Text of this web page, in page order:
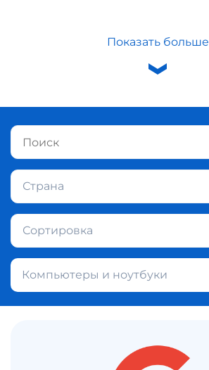
Показать больше
Страна
Сортировка
Компьютеры и ноутбуки